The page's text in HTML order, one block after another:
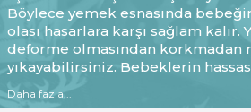
Böylece yemek esnasında
olası hasarlara karşı sağlam
deforme olmasından korkmadan
yıkayabilirsiniz. Bebeklerin
tasarlanan mama kapları, oldukça
dayanıklı olduğu için bulaşık
Daha fazla...